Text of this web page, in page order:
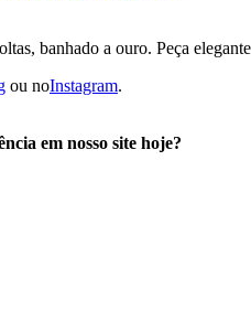
banhado a ouro. Peça
ou noInstagram.
em nosso site hoje?